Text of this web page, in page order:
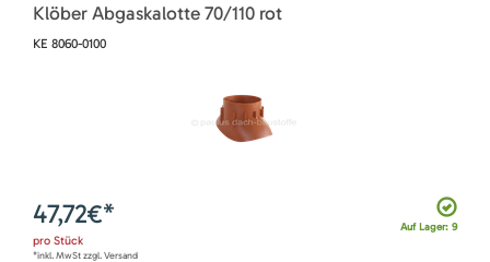
Klöber Abgaskalotte 70/110 rot
KE 8060-0100
Auf Lager: 9
47,72€*
pro Stück
*inkl. MwSt zzgl. Versand